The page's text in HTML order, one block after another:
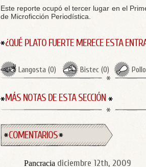
Este reporte ocupó el tercer lugar en el
de Microficción Periodística.
¿QUÉ PLATO FUERTE MERECE ESTA
Langosta (0) Bistec (0) Pollo
MÁS NOTAS DE ESTA SECCIÓN
COMENTARIOS
Pancracia diciembre 12th, 2009